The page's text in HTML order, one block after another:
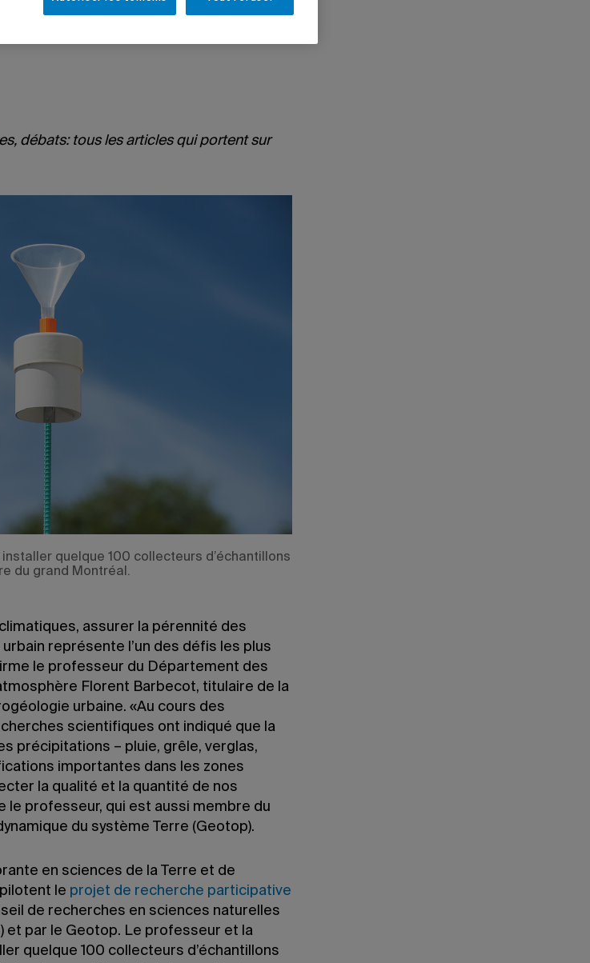
débats: tous les articles qui portent sur
installer quelque 100 collecteurs d’échantillons
du grand Montréal.
assurer la pérennité des
représente l’un des défis les plus
le professeur du Département des
Florent Barbecot, titulaire de la
urbaine. «Au cours des
scientifiques ont indiqué que la
précipitations – pluie, grêle, verglas,
importantes dans les zones
la qualité et la quantité de nos
le professeur, qui est aussi membre du
du système Terre (Geotop).
en sciences de la Terre et de
le projet de recherche participative
de recherches en sciences naturelles
et par le Geotop. Le professeur et la
quelque 100 collecteurs d’échantillons